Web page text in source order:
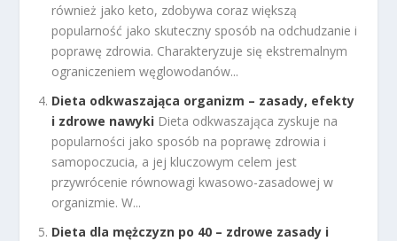
również jako keto, zdobywa coraz większą
popularność jako skuteczny sposób na odchudzanie i
poprawę zdrowia. Charakteryzuje się ekstremalnym
ograniczeniem węglowodanów...
Dieta odkwaszająca organizm – zasady, efekty
i zdrowe nawyki Dieta odkwaszająca zyskuje na
popularności jako sposób na poprawę zdrowia i
samopoczucia, a jej kluczowym celem jest
przywrócenie równowagi kwasowo-zasadowej w
organizmie. W...
Dieta dla mężczyzn po 40 – zdrowe zasady i